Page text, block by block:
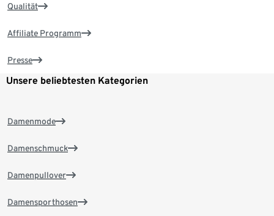
Qualität
Affiliate Programm
Presse
Unsere beliebtesten Kategorien
Damenmode
Damenschmuck
Damenpullover
Damensporthosen